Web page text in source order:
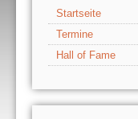
Startseite
Termine
Hall of Fame